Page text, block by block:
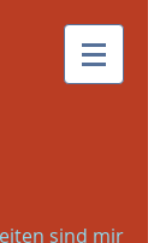
sind mir